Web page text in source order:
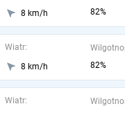
8 km/h
82%
Wiatr:
8 km/h
82%
Wiatr: